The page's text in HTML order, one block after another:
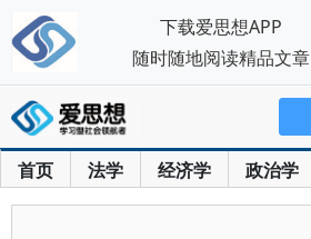
首页 法学 经济学 政治学
下载爱思想APP
随时随地阅读精品文章